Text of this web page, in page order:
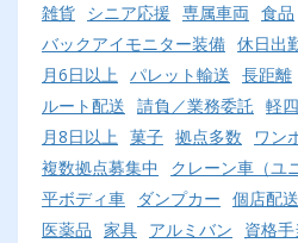
雑貨 シニア応援 専属車両 食品
バックアイモニター装備 休日出
月6日以上 パレット輸送 長距離
ルート配送 請負／業務委託 軽
月8日以上 菓子 拠点多数 ワン
複数拠点募集中
クレーン車（ユ
平ボディ車
ダンプカー 個店配送
医薬品 家具 アルミバン 資格手